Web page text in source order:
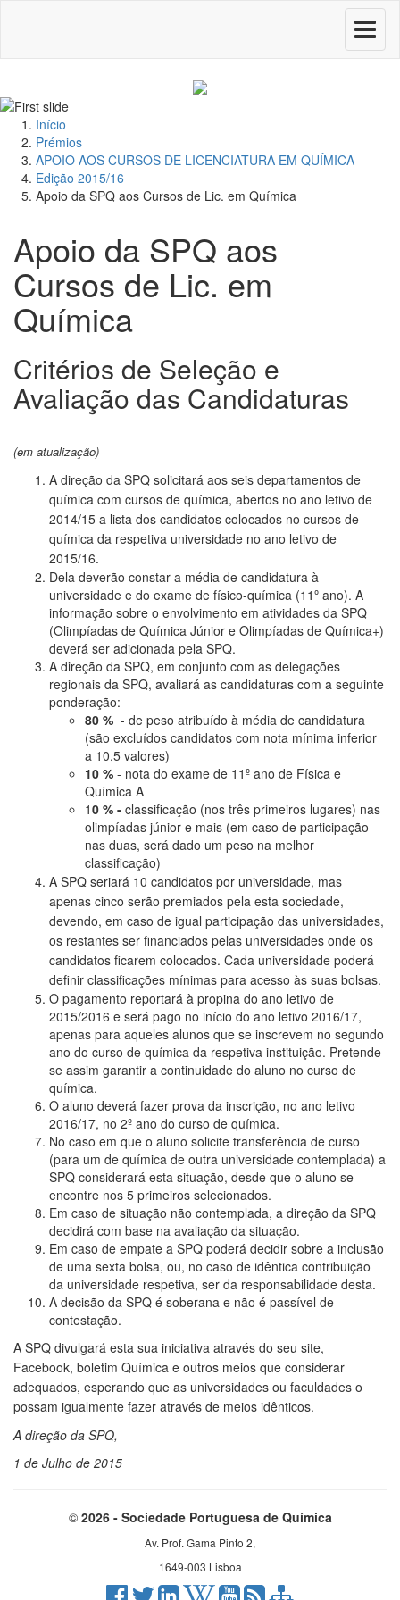
Toggle
Início
Prémios
APOIO AOS CURSOS DE LICENCIATURA EM QUÍMICA
Edição 2015/16
Apoio da SPQ aos Cursos de Lic. em Química
Apoio da SPQ aos
Cursos de Lic. em
Química
Critérios de Seleção e
Avaliação das Candidaturas
(em atualização)
A direção da SPQ solicitará aos seis departamentos de
química com cursos de química, abertos no ano letivo de
2014/15 a lista dos candidatos colocados no cursos de
química da respetiva universidade no ano letivo de
2015/16.
Dela deverão constar a média de candidatura à
universidade e do exame de físico-química (11º ano). A
informação sobre o envolvimento em atividades da SPQ
(Olimpíadas de Química Júnior e Olimpíadas de Química+)
deverá ser adicionada pela SPQ.
A direção da SPQ, em conjunto com as delegações
regionais da SPQ, avaliará as candidaturas com a seguinte
ponderação:
80 % - de peso atribuído à média de candidatura
(são excluídos candidatos com nota mínima inferior
a 10,5 valores)
10 % - nota do exame de 11º ano de Física e
Química A
10 % - classificação (nos três primeiros lugares) nas
olimpíadas júnior e mais (em caso de participação
nas duas, será dado um peso na melhor
classificação)
A SPQ seriará 10 candidatos por universidade, mas
apenas cinco serão premiados pela esta sociedade,
devendo, em caso de igual participação das universidades,
os restantes ser financiados pelas universidades onde os
candidatos ficarem colocados. Cada universidade poderá
definir classificações mínimas para acesso às suas bolsas.
O pagamento reportará à propina do ano letivo de
2015/2016 e será pago no início do ano letivo 2016/17,
apenas para aqueles alunos que se inscrevem no segundo
ano do curso de química da respetiva instituição. Pretende-
se assim garantir a continuidade do aluno no curso de
química.
O aluno deverá fazer prova da inscrição, no ano letivo
2016/17, no 2º ano do curso de química.
No caso em que o aluno solicite transferência de curso
(para um de química de outra universidade contemplada) a
SPQ considerará esta situação, desde que o aluno se
encontre nos 5 primeiros selecionados.
Em caso de situação não contemplada, a direção da SPQ
decidirá com base na avaliação da situação.
Em caso de empate a SPQ poderá decidir sobre a inclusão
de uma sexta bolsa, ou, no caso de idêntica contribuição
da universidade respetiva, ser da responsabilidade desta.
A decisão da SPQ é soberana e não é passível de
contestação.
A SPQ divulgará esta sua iniciativa através do seu site,
Facebook, boletim Química e outros meios que considerar
adequados, esperando que as universidades ou faculdades o
possam igualmente fazer através de meios idênticos.
A direção da SPQ,
1 de Julho de 2015
© 2026 - Sociedade Portuguesa de Química
Av. Prof. Gama Pinto 2,
1649-003 Lisboa